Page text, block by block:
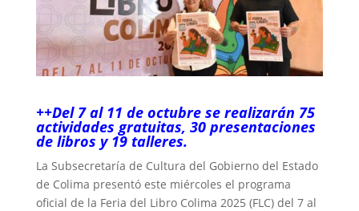
++Del 7 al 11 de octubre se realizarán 75
actividades gratuitas, 30 presentaciones
de libros y 19 talleres.
La Subsecretaría de Cultura del Gobierno del Estado
de Colima presentó este miércoles el programa
oficial de la Feria del Libro Colima 2025 (FLC) del 7 al